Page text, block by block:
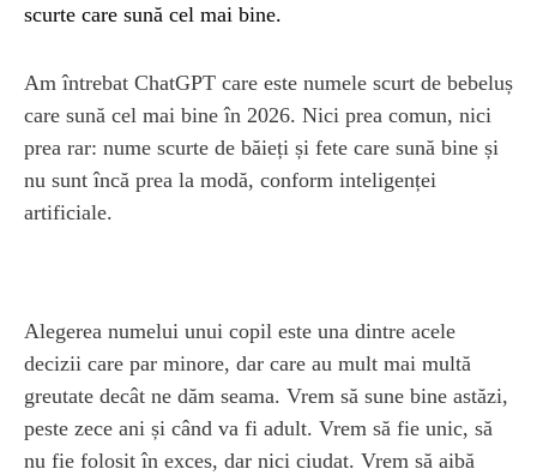
scurte care sună cel mai bine.
Am întrebat ChatGPT care este numele scurt de bebeluș
care sună cel mai bine în 2026. Nici prea comun, nici
prea rar: nume scurte de băieți și fete care sună bine și
nu sunt încă prea la modă, conform inteligenței
artificiale.
Alegerea numelui unui copil este una dintre acele
decizii care par minore, dar care au mult mai multă
greutate decât ne dăm seama. Vrem să sune bine astăzi,
peste zece ani și când va fi adult. Vrem să fie unic, să
nu fie folosit în exces, dar nici ciudat. Vrem să aibă